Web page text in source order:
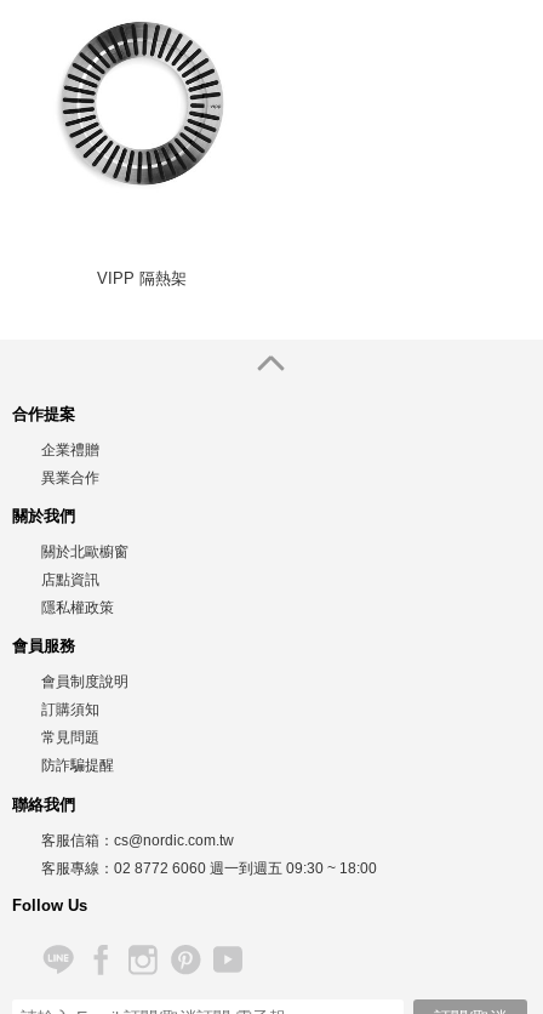
VIPP 隔熱架
合作提案
企業禮贈
異業合作
關於我們
關於北歐櫥窗
店點資訊
隱私權政策
會員服務
會員制度說明
訂購須知
常見問題
防詐騙提醒
聯絡我們
客服信箱： cs@nordic.com.tw
客服專線： 02 8772 6060 週一到週五 09:30 ~ 18:00
Follow Us